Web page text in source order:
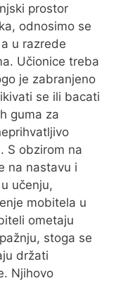
prostor
odnosimo se
u razrede
Učionice treba
je zabranjeno
se ili bacati
guma za
S obzirom na
na nastavu i
učenju,
mobitela u
ometaju
stoga se
držati
Njihovo